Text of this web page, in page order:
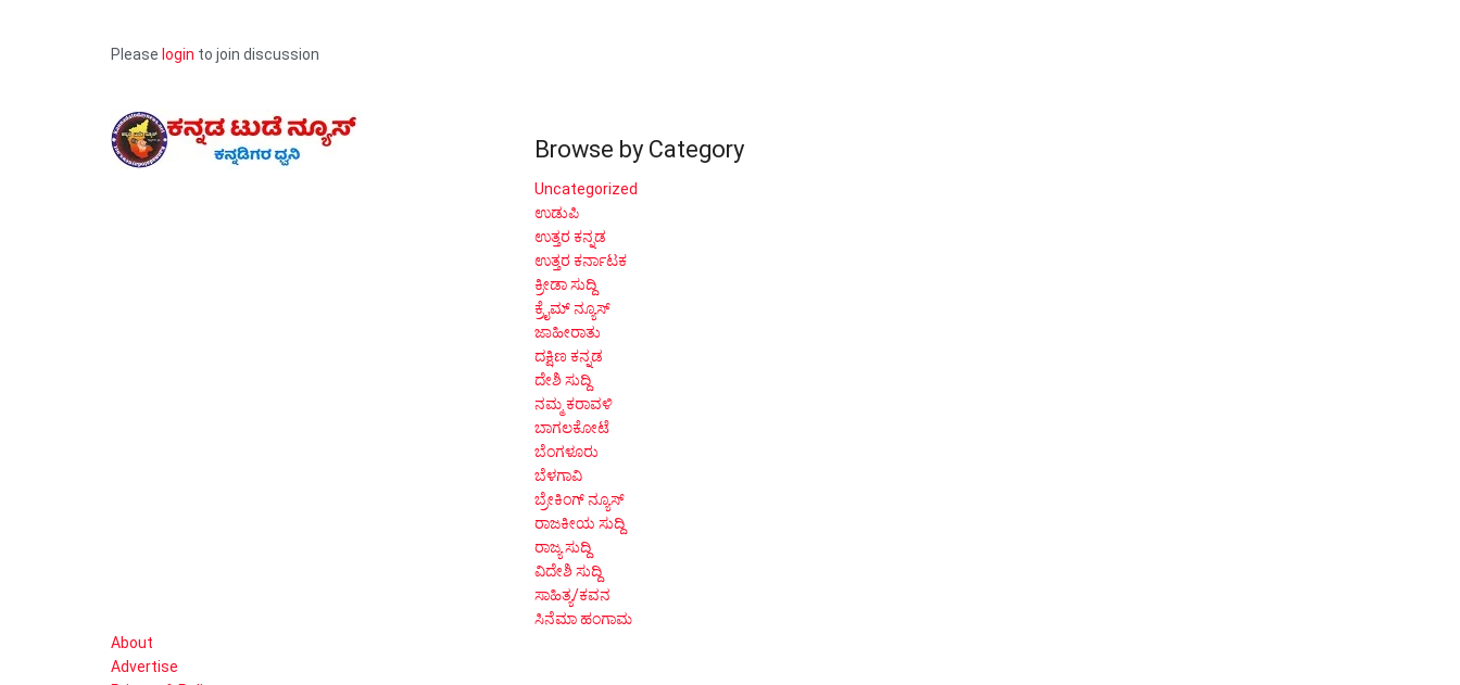
Please login to join discussion
Browse by Category
Uncategorized
ಉಡುಪಿ
ಉತ್ತರ ಕನ್ನಡ
ಉತ್ತರ ಕರ್ನಾಟಕ
ಕ್ರೀಡಾ ಸುದ್ದಿ
ಕ್ರೈಮ್ ನ್ಯೂಸ್
ಜಾಹೀರಾತು
ದಕ್ಷಿಣ ಕನ್ನಡ
ದೇಶಿ ಸುದ್ದಿ
ನಮ್ಮ ಕರಾವಳಿ
ಬಾಗಲಕೋಟೆ
ಬೆಂಗಳೂರು
ಬೆಳಗಾವಿ
ಬ್ರೇಕಿಂಗ್ ನ್ಯೂಸ್
ರಾಜಕೀಯ ಸುದ್ದಿ
ರಾಜ್ಯ ಸುದ್ದಿ
ವಿದೇಶಿ ಸುದ್ದಿ
ಸಾಹಿತ್ಯ/ಕವನ
ಸಿನೆಮಾ ಹಂಗಾಮ
About
Advertise